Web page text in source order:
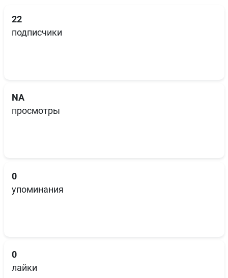
22
подписчики
NA
просмотры
0
упоминания
0
лайки